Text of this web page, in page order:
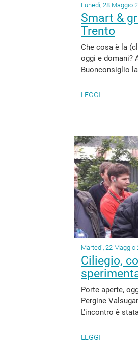
Lunedì, 28 Maggio
Smart &
Trento
Che cosa è la
oggi e domani?
Buonconsiglio
LEGGI
Martedì, 22 Maggio
Ciliegio,
Porte aperte,
Pergine
L'incontro è
LEGGI